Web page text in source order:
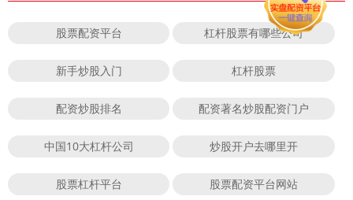
股票配资平台 杠杆股票有哪些公司
新手炒股入门 杠杆股票
配资炒股排名 配资著名炒股配资门户
中国10大杠杆公司 炒股开户去哪里开
股票杠杆平台 股票配资平台网站